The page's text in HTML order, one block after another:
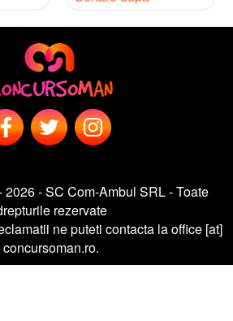
- SC Com-Ambul SRL - Toate
rezervate
ne puteti contacta la office [at]
concursoman.ro.